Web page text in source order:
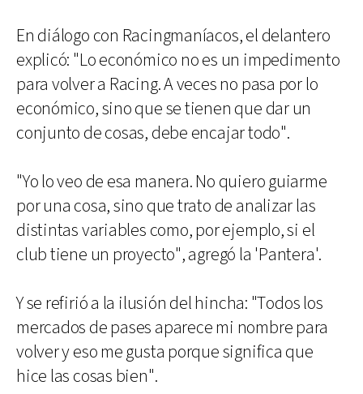
En diálogo con Racingmaníacos, el delantero
explicó: "Lo económico no es un impedimento
para volver a Racing. A veces no pasa por lo
económico, sino que se tienen que dar un
conjunto de cosas, debe encajar todo".
"Yo lo veo de esa manera. No quiero guiarme
por una cosa, sino que trato de analizar las
distintas variables como, por ejemplo, si el
club tiene un proyecto", agregó la 'Pantera'.
Y se refirió a la ilusión del hincha: "Todos los
mercados de pases aparece mi nombre para
volver y eso me gusta porque significa que
hice las cosas bien".